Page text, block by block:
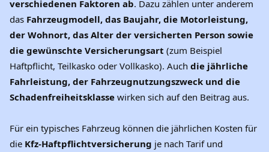
verschiedenen Faktoren ab. Dazu zählen unter anderem
das Fahrzeugmodell, das Baujahr, die Motorleistung,
der Wohnort, das Alter der versicherten Person sowie
die gewünschte Versicherungsart (zum Beispiel
Haftpflicht, Teilkasko oder Vollkasko). Auch die jährliche
Fahrleistung, der Fahrzeugnutzungszweck und die
Schadenfreiheitsklasse wirken sich auf den Beitrag aus.
Für ein typisches Fahrzeug können die jährlichen Kosten für
die Kfz-Haftpflichtversicherung je nach Tarif und